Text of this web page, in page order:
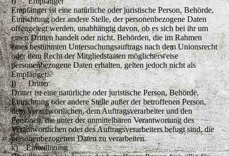
Empfänger ist eine natürliche oder juristische Person, Behörde,
Einrichtung oder andere Stelle, der personenbezogene Daten
offengelegt werden, unabhängig davon, ob es sich bei ihr um
einen Dritten handelt oder nicht. Behörden, die im Rahmen
eines bestimmten Untersuchungsauftrags nach dem Unionsrecht
oder dem Recht der Mitgliedstaaten möglicherweise
personenbezogene Daten erhalten, gelten jedoch nicht als
Empfänger.
j) Dritter
Dritter ist eine natürliche oder juristische Person, Behörde,
Einrichtung oder andere Stelle außer der betroffenen Person,
dem Verantwortlichen, dem Auftragsverarbeiter und den
Personen, die unter der unmittelbaren Verantwortung des
Verantwortlichen oder des Auftragsverarbeiters befugt sind, die
personenbezogenen Daten zu verarbeiten.
k) Einwilligung